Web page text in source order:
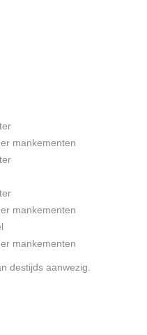
mankementen
mankementen
mankementen
destijds aanwezig.